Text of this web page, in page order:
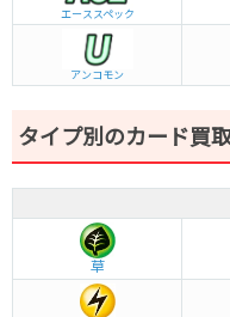
エーススペック
アンコモン
タイプ別のカード買
草